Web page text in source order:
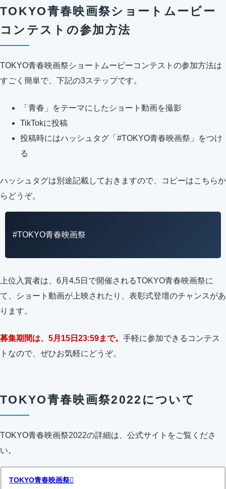
TOKYO青春映画祭ショートムービー
コンテストの参加方法
TOKYO青春映画祭ショートムービーコンテストの参加方法は
すごく簡単で、下記の3ステップです。
「青春」をテーマにしたショート動画を撮影
TikTokに投稿
投稿時にはハッシュタグ「#TOKYO青春映画祭」をつけ
る
ハッシュタグは別途記載しておきますので、コピーはこちらか
らどうぞ。
#TOKYO青春映画祭
上位入賞者は、6月4,5日で開催されるTOKYO青春映画祭に
て、ショート動画が上映されたり、表彰式登壇のチャンスがあ
ります。
募集期間は、5月15日23:59まで。 手軽に参加できるコンテス
トなので、ぜひお気軽にどうぞ。
TOKYO青春映画祭2022について
TOKYO青春映画祭2022の詳細は、公式サイトをご覧くださ
い。
TOKYO青春映画祭